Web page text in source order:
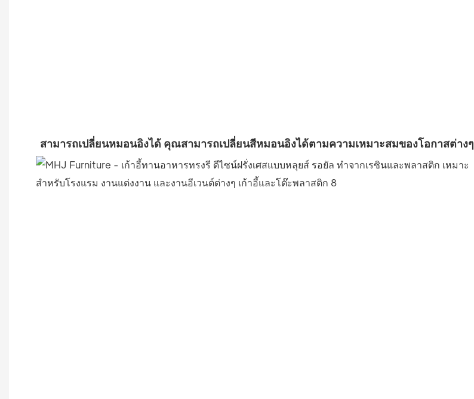
สามารถเปลี่ยนหมอนอิงได้ คุณสามารถเปลี่ยนสีหมอนอิงได้ตามความเหมาะสมของโอกาสต่างๆ